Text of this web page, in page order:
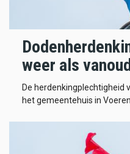
weer als
De herdenkingplechtigheid
het gemeentehuis in